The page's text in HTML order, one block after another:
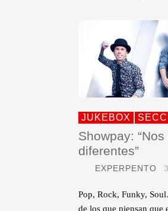
JUKEBOX
Showpay:
diferentes”
EXPERPENTO
Pop, Rock, Funky,
de los que piensan